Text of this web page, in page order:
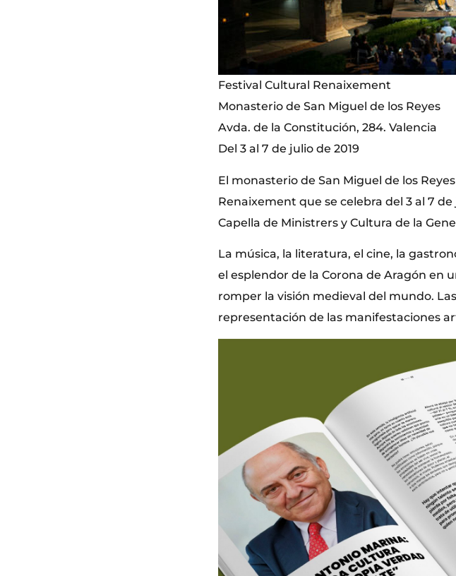
Festival Cultural Renaixement
Monasterio de San Miguel de los Reyes
Avda. de la Constitución, 284. Valencia
Del 3 al 7 de julio de 2019
El monasterio de San Miguel de los
Renaixement que se celebra del 3 al 7
Capella de Ministrers y Cultura de la
La música, la literatura, el cine, la
el esplendor de la Corona de Aragón en
romper la visión medieval del mundo.
representación de las manifestaciones